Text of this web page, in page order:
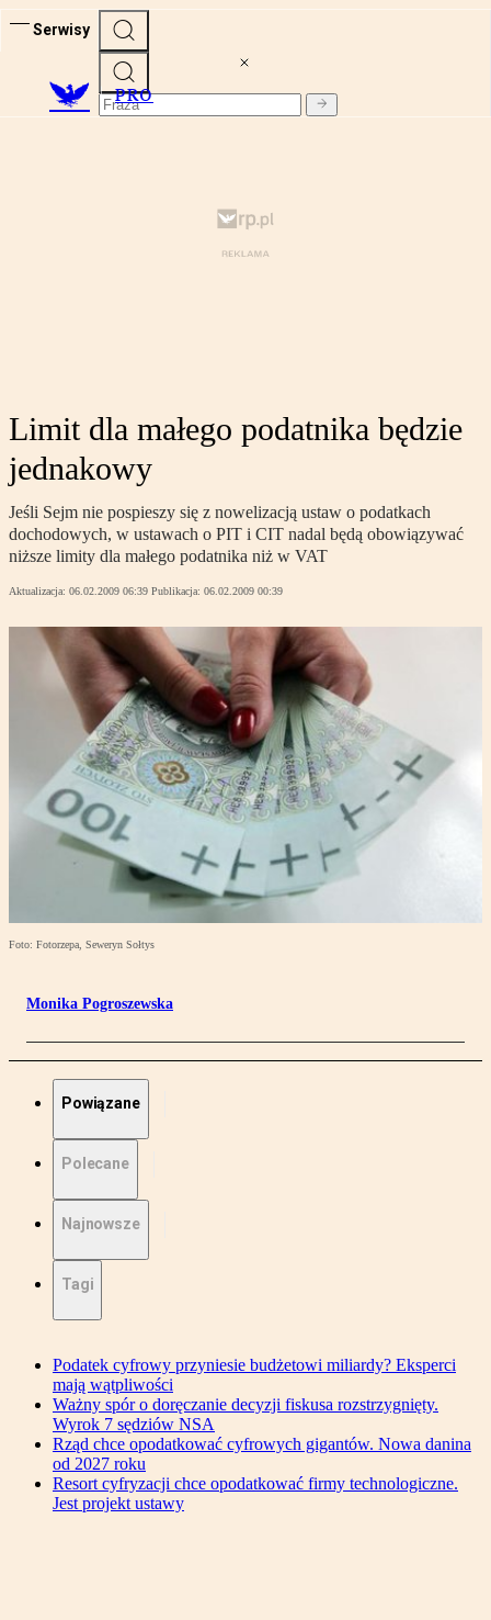
Serwisy
PRO
Limit dla małego podatnika będzie
jednakowy
Jeśli Sejm nie pospieszy się z nowelizacją ustaw o podatkach
dochodowych, w ustawach o PIT i CIT nadal będą obowiązywać
niższe limity dla małego podatnika niż w VAT
Aktualizacja: 06.02.2009 06:39 Publikacja: 06.02.2009 00:39
Foto: Fotorzepa, Seweryn Sołtys
Monika Pogroszewska
Powiązane
Polecane
Najnowsze
Tagi
Podatek cyfrowy przyniesie budżetowi miliardy? Eksperci
mają wątpliwości
Ważny spór o doręczanie decyzji fiskusa rozstrzygnięty.
Wyrok 7 sędziów NSA
Rząd chce opodatkować cyfrowych gigantów. Nowa danina
od 2027 roku
Resort cyfryzacji chce opodatkować firmy technologiczne.
Jest projekt ustawy